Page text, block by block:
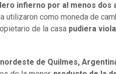
infierno por al menos dos
utilizaron como moneda de
de la casa pudiera
de Quilmes,